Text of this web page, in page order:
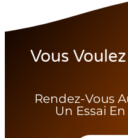
Vous
Rendez-Vous
Un Essai